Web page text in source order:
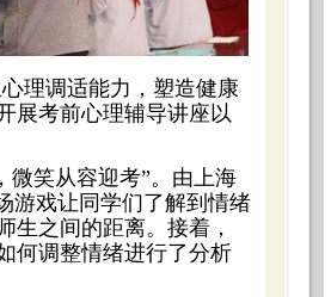
理调适能力，塑造健康
展考前心理辅导讲座以
微笑从容迎考”。由上海
游戏让同学们了解到情绪
生之间的距离。接着，
何调整情绪进行了分析